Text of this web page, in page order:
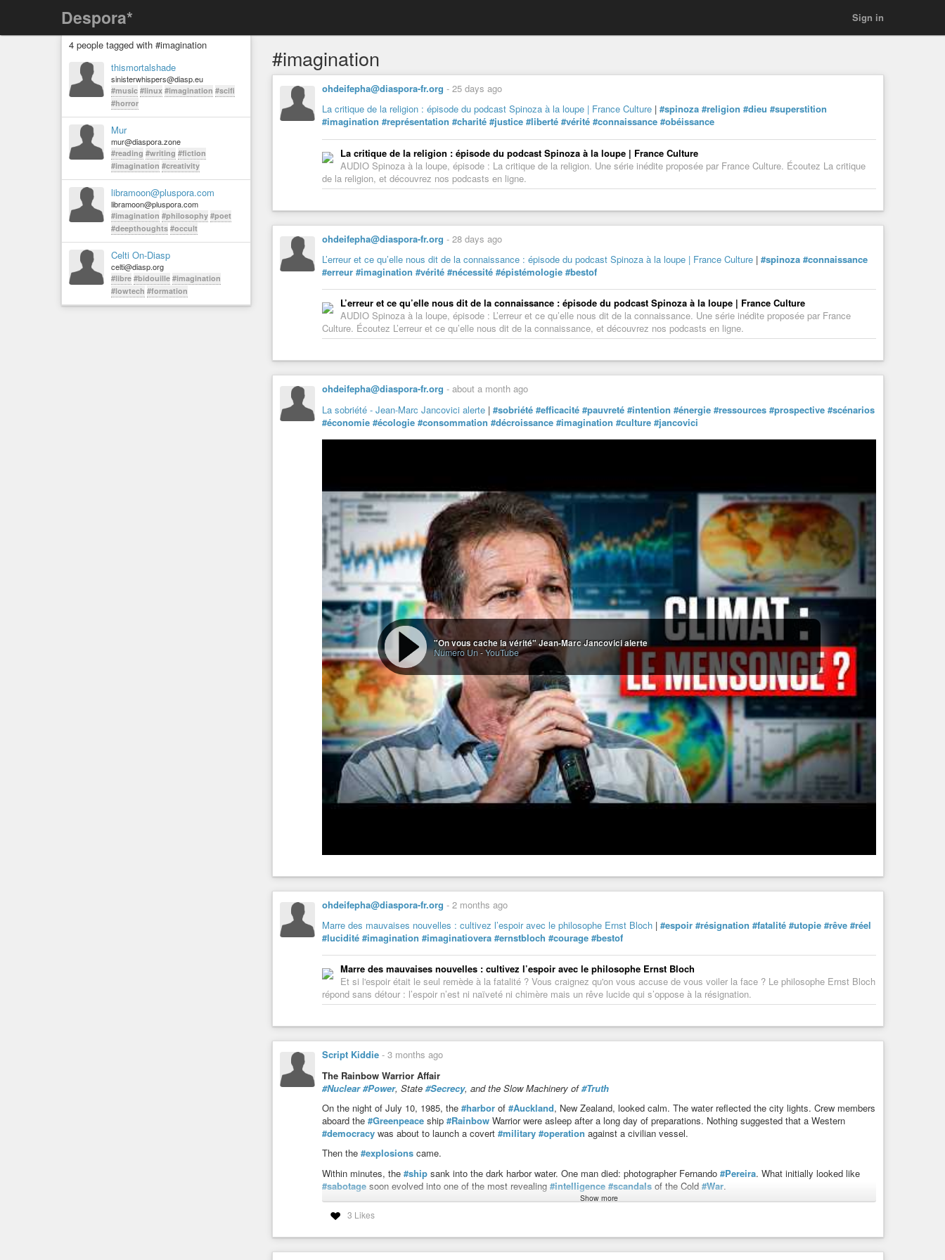
Despora* Sign in
4 people tagged with #imagination
thismortalshade
sinisterwhispers@diasp.eu
#music #linux #imagination #scifi
#horror
Mur
mur@diaspora.zone
#reading #writing #fiction
#imagination #creativity
libramoon@pluspora.com
libramoon@pluspora.com
#imagination #philosophy #poet
#deepthoughts #occult
Celti On-Diasp
celti@diasp.org
#libre #bidouille #imagination
#lowtech #formation
#imagination
ohdeifepha@diaspora-fr.org - 25 days ago
La critique de la religion : épisode du podcast Spinoza à la loupe | France Culture | #spinoza #religion #dieu #superstition
#imagination #représentation #charité #justice #liberté #vérité #connaissance #obéissance
La critique de la religion : épisode du podcast Spinoza à la loupe | France Culture
AUDIO Spinoza à la loupe, épisode : La critique de la religion. Une série inédite proposée par France Culture. Écoutez La critique
de la religion, et découvrez nos podcasts en ligne.
ohdeifepha@diaspora-fr.org - 28 days ago
L’erreur et ce qu’elle nous dit de la connaissance : épisode du podcast Spinoza à la loupe | France Culture | #spinoza #connaissance
#erreur #imagination #vérité #nécessité #épistémologie #bestof
L’erreur et ce qu’elle nous dit de la connaissance : épisode du podcast Spinoza à la loupe | France Culture
AUDIO Spinoza à la loupe, épisode : L’erreur et ce qu’elle nous dit de la connaissance. Une série inédite proposée par France
Culture. Écoutez L’erreur et ce qu’elle nous dit de la connaissance, et découvrez nos podcasts en ligne.
ohdeifepha@diaspora-fr.org - about a month ago
La sobriété - Jean-Marc Jancovici alerte | #sobriété #efficacité #pauvreté #intention #énergie #ressources #prospective #scénarios
#économie #écologie #consommation #décroissance #imagination #culture #jancovici
"On vous cache la vérité" Jean-Marc Jancovici alerte
Numero Un-YouTube
ohdeifepha@diaspora-fr.org - 2 months ago
Marre des mauvaises nouvelles : cultivez l’espoir avec le philosophe Ernst Bloch | #espoir #résignation #fatalité #utopie #rêve #réel
#lucidité #imagination #imaginatiovera #ernstbloch #courage #bestof
Marre des mauvaises nouvelles : cultivez l’espoir avec le philosophe Ernst Bloch
Et si l'espoir était le seul remède à la fatalité ? Vous craignez qu'on vous accuse de vous voiler la face ? Le philosophe Ernst Bloch
répond sans détour : l’espoir n’est ni naïveté ni chimère mais un rêve lucide qui s’oppose à la résignation.
Script Kiddie - 3 months ago
The Rainbow Warrior Affair
#Nuclear #Power, State #Secrecy, and the Slow Machinery of#Truth
On the night of July 10, 1985, the #harbor of #Auckland, New Zealand, looked calm. The water reflected the city lights. Crew members
aboard the #Greenpeace ship #Rainbow Warrior were asleep after a long day of preparations. Nothing suggested that a Western
#democracy was about to launch a covert #military #operation against a civilian vessel.
Then the #explosions came.
Within minutes, the #ship sank into the dark harbor water. One man died: photographer Fernando #Pereira. What initially looked like
#sabotage soon evolved into one of the most revealing #intelligence #scandals of the Cold #War.
The sinking of the Rainbow Warrior was not only an#attackon a ship. It was an attack on visibility itself. Greenpeace wanted to bring
cameras, journalists, and public attention to French nuclear testing in the
The#conflictbetween those two goals shaped everything that followed.
Show more
3 Likes